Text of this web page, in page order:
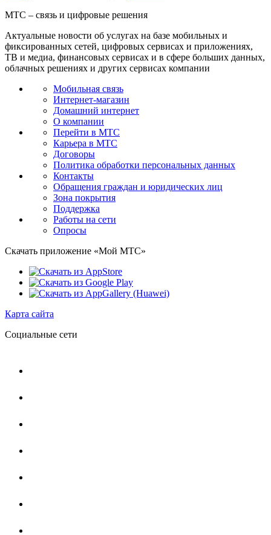
МТС – связь и цифровые решения
Актуальные новости об услугах на базе мобильных и
фиксированных сетей, цифровых сервисах и приложениях,
ТВ и медиа, финансовых сервисах и в сфере больших данных,
облачных решениях и других сервисах компании
Мобильная связь
Интернет-магазин
Домашний интернет
О компании
Перейти в МТС
Карьера в МТС
Договоры
Политика обработки персональных данных
Контакты
Обращения граждан и юридических лиц
Зона покрытия
Поддержка
Работы на сети
Опросы
Скачать приложение «Мой МТС»
Карта сайта
Социальные сети